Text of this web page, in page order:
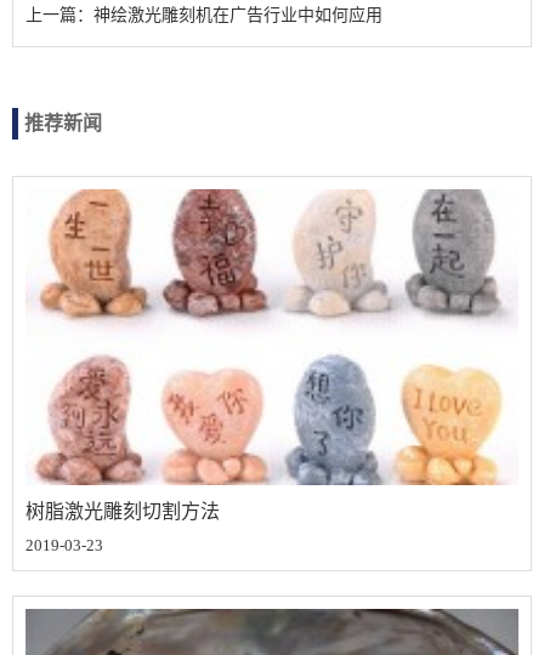
上一篇：神绘激光雕刻机在广告行业中如何应用
推荐新闻
树脂激光雕刻切割方法
2019-03-23